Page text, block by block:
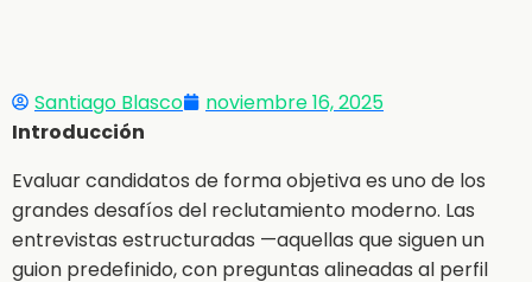
Santiago Blasco
noviembre 16, 2025
Introducción
Evaluar candidatos de forma objetiva es uno de los
grandes desafíos del reclutamiento moderno. Las
entrevistas estructuradas —aquellas que siguen un
guion predefinido, con preguntas alineadas al perfil